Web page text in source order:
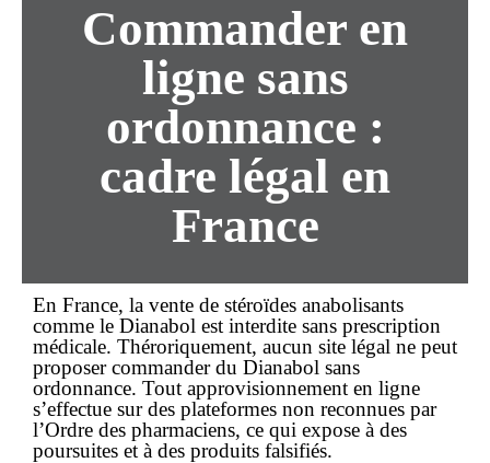
Commander en
ligne sans
ordonnance :
cadre légal en
France
En France, la vente de stéroïdes anabolisants
comme le Dianabol est interdite sans prescription
médicale. Théroriquement, aucun site légal ne peut
proposercommanderdu Dianabol sans
ordonnance. Tout approvisionnement en ligne
s’effectue sur des plateformes non reconnues par
l’Ordre des pharmaciens, ce qui expose à des
poursuites et à des produits falsifiés.